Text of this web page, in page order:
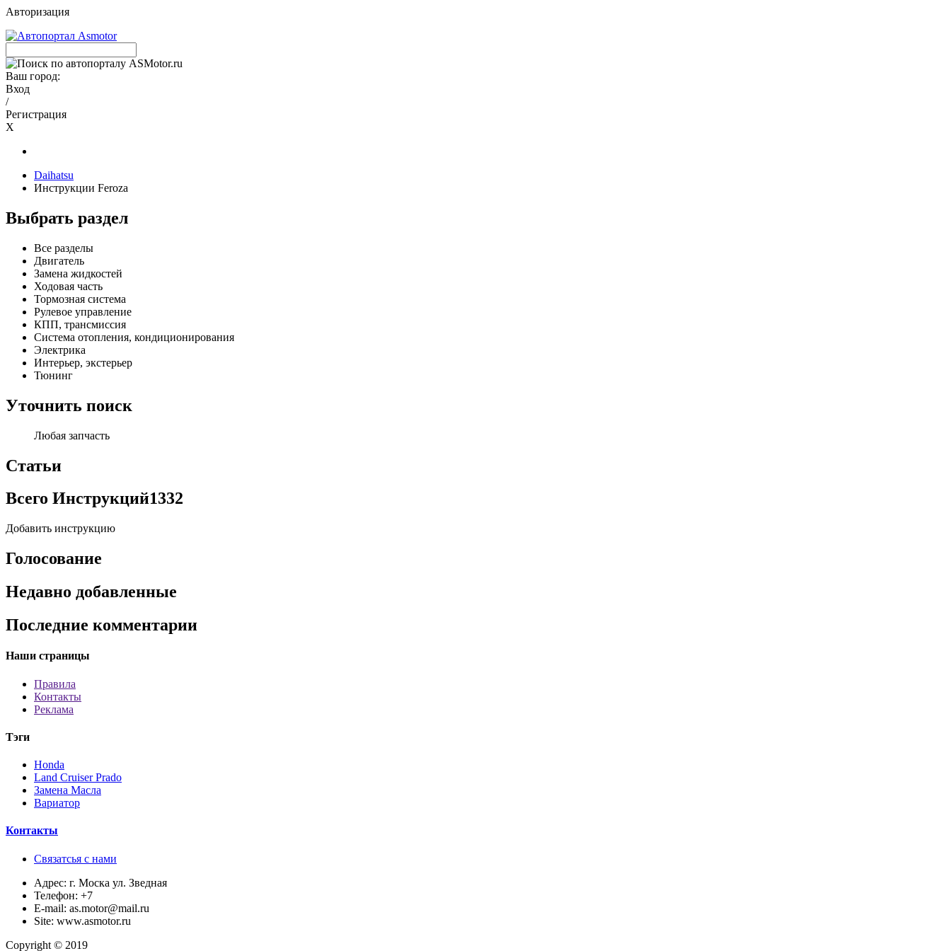
Авторизация
Ваш город:
Вход
/
Регистрация
X
Daihatsu
Инструкции Feroza
Выбрать раздел
Все разделы
Двигатель
Замена жидкостей
Ходовая часть
Тормозная система
Рулевое управление
КПП, трансмиссия
Система отопления, кондиционирования
Электрика
Интерьер, экстерьер
Тюнинг
Уточнить поиск
Любая запчасть
Статьи
Всего Инструкций1332
Добавить инструкцию
Голосование
Недавно добавленные
Последние комментарии
Наши страницы
Правила
Контакты
Реклама
Тэги
Honda
Land Cruiser Prado
Замена Масла
Вариатор
Контакты
Связатсья с нами
Адрес: г. Моска ул. Зведная
Телефон: +7
E-mail: as.motor@mail.ru
Site: www.asmotor.ru
Copyright © 2019